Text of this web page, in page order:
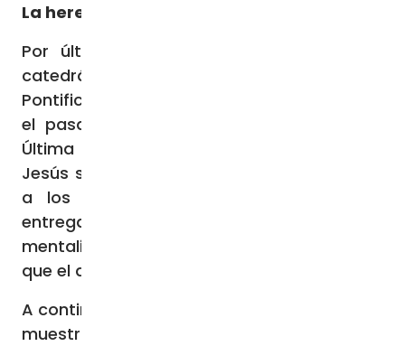
La herencia de Jesús
Por último, la profesora Rosalba Manes,
catedrática de Nuevo Testamento en la
Pontificia Universidad Gregoriana, comentó
el pasaje del Evangelio de Juan sobre la
Última Cena, la Pascua del Señor, en la que
Jesús se entrega, en pan y vino, por entero
a los doce apóstoles y les enseña a
entregarse a los demás y purifica la
mentalidad de sus discípulos explicándoles
que el que manda es el que ejecuta y sirve.
A continuación, prosiguió la estudiosa, Juan
muestra a Jesús y a Pedro, el maestro y el